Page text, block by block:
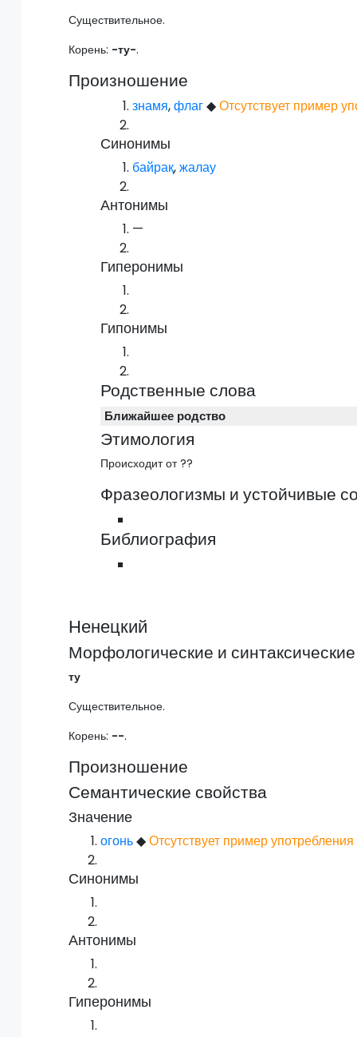
Существительное.
Корень: -ту-.
Произношение
знамя,флаг◆Отсутствует пример
Синонимы
байрақ,жалау
Антонимы
—
Гиперонимы
Гипонимы
Родственные слова
Ближайшее родство
Этимология
Происходит от ??
Фразеологизмы и устойчивые
Библиография
Ненецкий
Морфологические и
ту
Существительное.
Корень: --.
Произношение
Семантические свойства
Значение
огонь◆Отсутствует пример
Синонимы
Антонимы
Гиперонимы